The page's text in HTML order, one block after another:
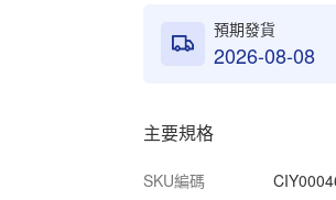
預期發貨
2026-08-08
主要規格
SKU編碼